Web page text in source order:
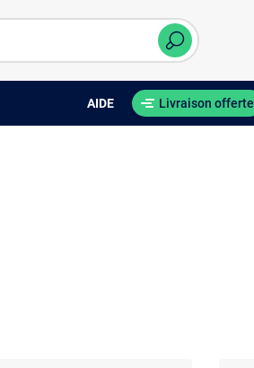
AIDE Livraison offerte